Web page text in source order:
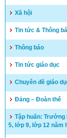
Xã hội
Tin tức & Thông
Thông báo
Tin tức giáo dục
Chuyên đề giáo
Đảng – Đoàn thể
Tập huấn:
5, lớp 9, lớp 12 năm